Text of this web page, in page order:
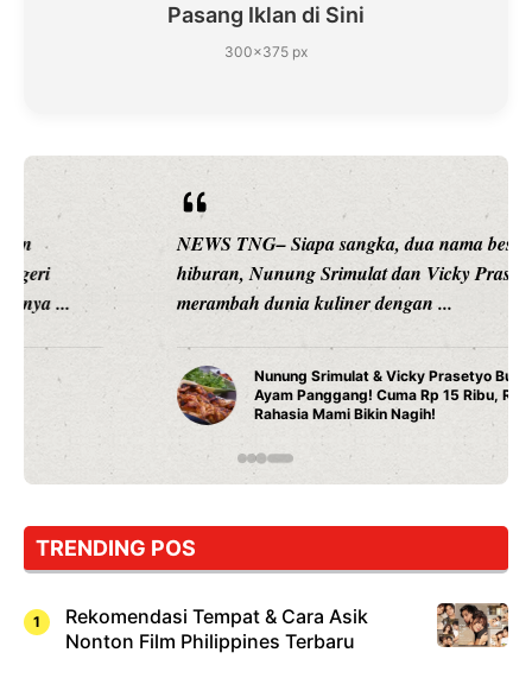
Pasang Iklan di Sini
300×375 px
NEWS TNG– Siapa sangka, dua nama besar di dunia
hiburan, Nunung Srimulat dan Vicky Prasetyo, kini
merambah dunia kuliner dengan ...
Nunung Srimulat & Vicky Prasetyo Buka Restoran
Ayam Panggang! Cuma Rp 15 Ribu, Resep
Rahasia Mami Bikin Nagih!
TRENDING POS
Rekomendasi Tempat & Cara Asik
Nonton Film Philippines Terbaru